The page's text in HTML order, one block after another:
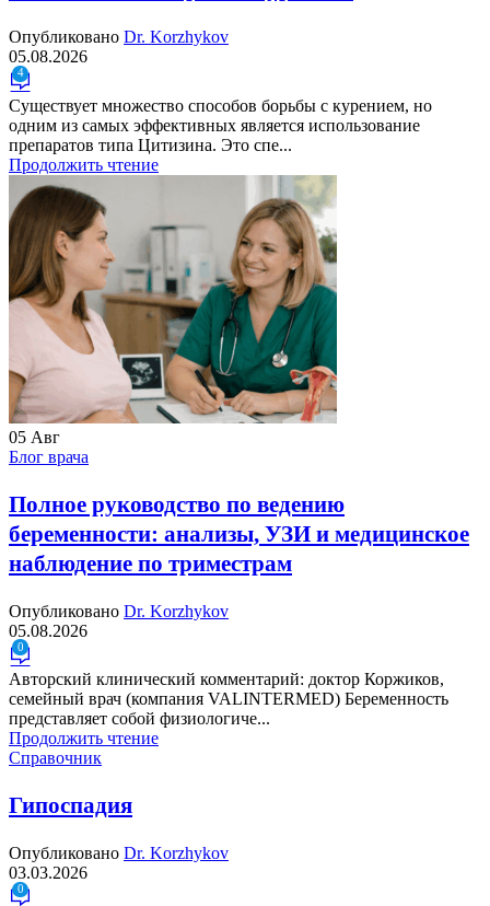
Опубликовано Dr. Korzhykov
05.08.2026
4
Существует множество способов борьбы с курением, но
одним из самых эффективных является использование
препаратов типа Цитизина. Это спе...
Продолжить чтение
05 Авг
Блог врача
Полное руководство по ведению
беременности: анализы, УЗИ и медицинское
наблюдение по триместрам
Опубликовано Dr. Korzhykov
05.08.2026
0
Авторский клинический комментарий: доктор Коржиков,
семейный врач (компания VALINTERMED) Беременность
представляет собой физиологиче...
Продолжить чтение
Справочник
Гипоспадия
Опубликовано Dr. Korzhykov
03.03.2026
0